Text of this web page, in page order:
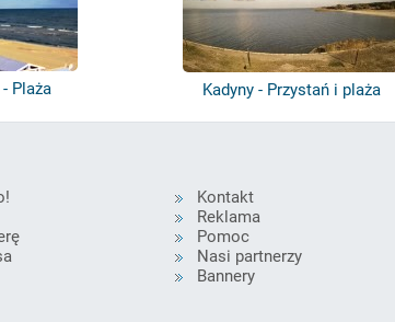
Plaża Kadyny - Przystań i plaża
Kontakt
Reklama
Pomoc
Nasi partnerzy
Bannery